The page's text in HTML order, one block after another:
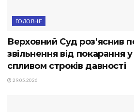
ГОЛОВНЕ
Верховний Суд роз’яснив
звільнення від покарання у
спливом строків давності
29.05.2026